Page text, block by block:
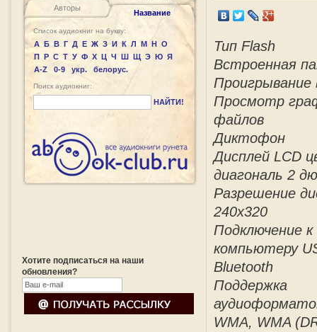
Авторы
Название
Список аудиокниг на букву:
А Б В Г Д Е Ж З И К Л М Н О
П Р С Т У Ф Х Ц Ч Ш Щ Э Ю Я
A-Z
0-9 укр. белорус.
Поиск аудиокниг:
НАЙТИ!
Хотите подписаться на наши
обновления?
Тип Flash
Встроенная
Проигрывание
Просмотр
файлов
Диктофон
Дисплей LCD
диагональ 2
Разрешение
240x320
Подключение к
компьютеру
Bluetooth
Поддержка
WMA, WMA